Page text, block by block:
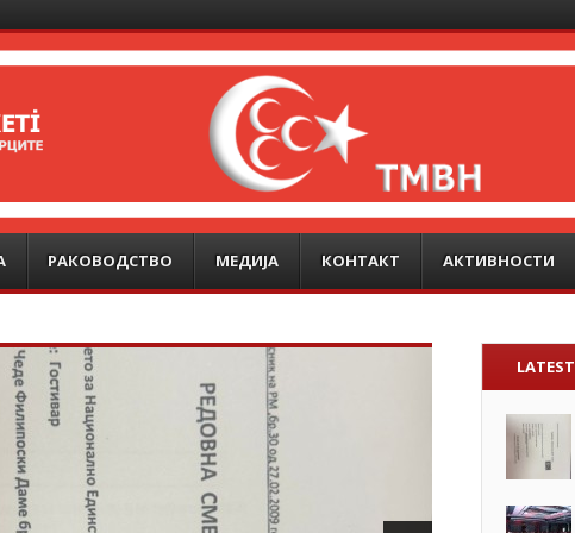
РАКОВОДСТВО МЕДИЈА КОНТАКТ АКТИВНОСТИ
LATEST